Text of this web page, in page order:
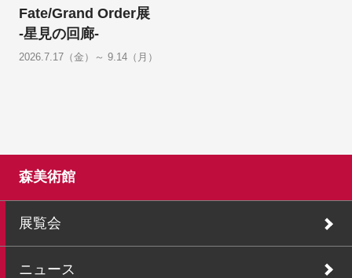
Fate/Grand Order展
-星見の回廊-
2026.7.17（金）～ 9.14（月）
森美術館
展覧会
ニュース